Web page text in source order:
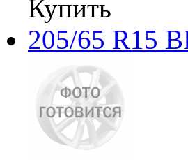
Купить
205/65 R15